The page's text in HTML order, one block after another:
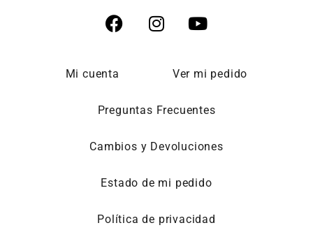
Mi cuenta Ver mi pedido
Preguntas Frecuentes
Cambios y Devoluciones
Estado de mi pedido
Política de privacidad